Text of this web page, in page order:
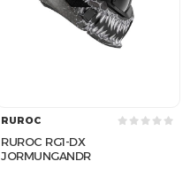
RUROC
RUROC RG1-DX
JORMUNGANDR